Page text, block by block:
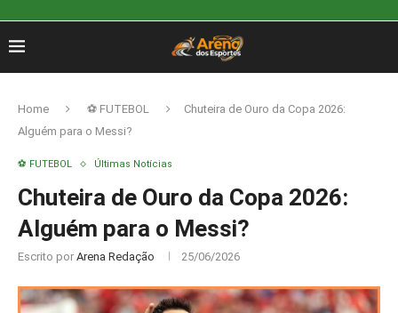
Home ⚽ FUTEBOL
Chuteira de Ouro da Copa 2026:
Alguém para o Messi?
⚽ FUTEBOL Últimas Notícias
Chuteira de Ouro da Copa 2026:
Alguém para o Messi?
Escrito por Arena Redação 25/06/2026